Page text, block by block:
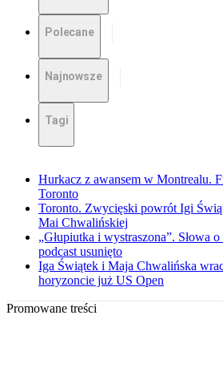
Polecane
Najnowsze
Tagi
Hurkacz z awansem w Montrealu.
Toronto
Toronto. Zwycięski powrót Igi
Mai Chwalińskiej
„Głupiutka i wystraszona”. Słowa
podcast usunięto
Iga Świątek i Maja Chwalińska
horyzoncie już US Open
Promowane treści